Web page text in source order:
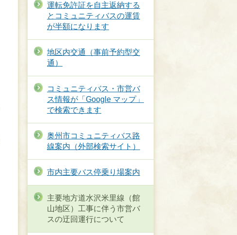
運転免許証を自主返納する
とコミュニティバスの運賃
が半額になります
地区内交通（事前予約型交
通）
コミュニティバス・市営バ
ス情報が「Google マップ」
で検索できます
奥州市コミュニティバス路
線案内（外部検索サイト）
市内主要バス停乗り場案内
主要地方道水沢米里線（館
山地区）工事に伴う市営バ
スの迂回運行について